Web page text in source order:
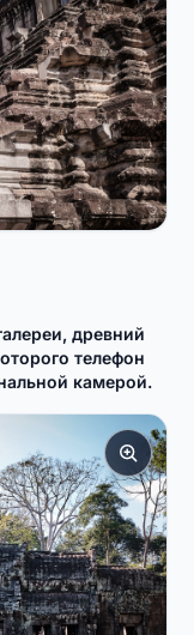
древний
телефон
камерой.